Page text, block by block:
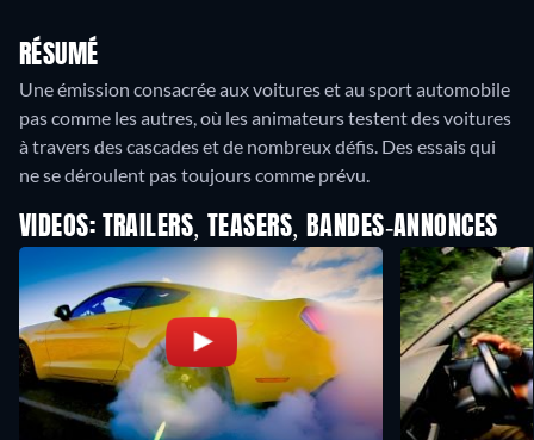
RÉSUMÉ
Une émission consacrée aux voitures et au sport automobile
pas comme les autres, où les animateurs testent des voitures
à travers des cascades et de nombreux défis. Des essais qui
ne se déroulent pas toujours comme prévu.
VIDEOS: TRAILERS, TEASERS, BANDES-ANNONCES